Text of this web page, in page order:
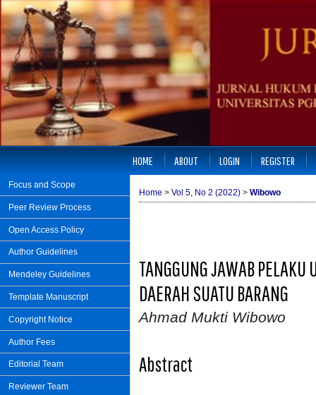
Focus and Scope
Peer Review Process
Open Access Policy
Author Guidelines
Mendeley Guidelines
Template Manuscript
Copyright Notice
Author Fees
Editorial Team
Reviewer Team
HOME ABOUT LOGIN REGISTER
Home > Vol 5, No 2 (2022) > Wibowo
TANGGUNG JAWAB PELAKU
DAERAH SUATU BARANG
Ahmad Mukti Wibowo
Abstract